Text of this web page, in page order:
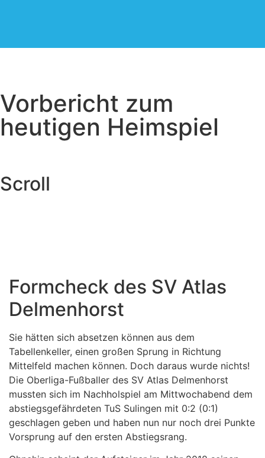
Vorbericht zum
heutigen Heimspiel
Scroll
Formcheck des SV Atlas
Delmenhorst
Sie hätten sich absetzen können aus dem
Tabellenkeller, einen großen Sprung in Richtung
Mittelfeld machen können. Doch daraus wurde nichts!
Die Oberliga-Fußballer des SV Atlas Delmenhorst
mussten sich im Nachholspiel am Mittwochabend dem
abstiegsgefährdeten TuS Sulingen mit 0:2 (0:1)
geschlagen geben und haben nun nur noch drei Punkte
Vorsprung auf den ersten Abstiegsrang.